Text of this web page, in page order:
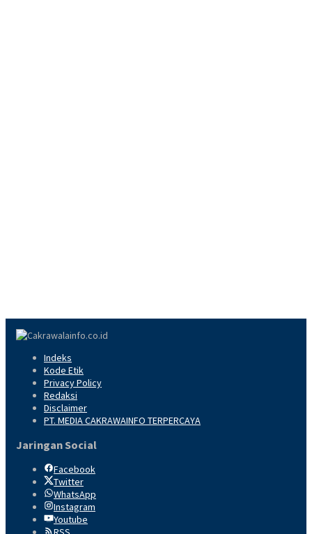
Indeks
Kode Etik
Privacy Policy
Redaksi
Disclaimer
PT. MEDIA CAKRAWAINFO TERPERCAYA
Jaringan Social
Facebook
Twitter
WhatsApp
Instagram
Youtube